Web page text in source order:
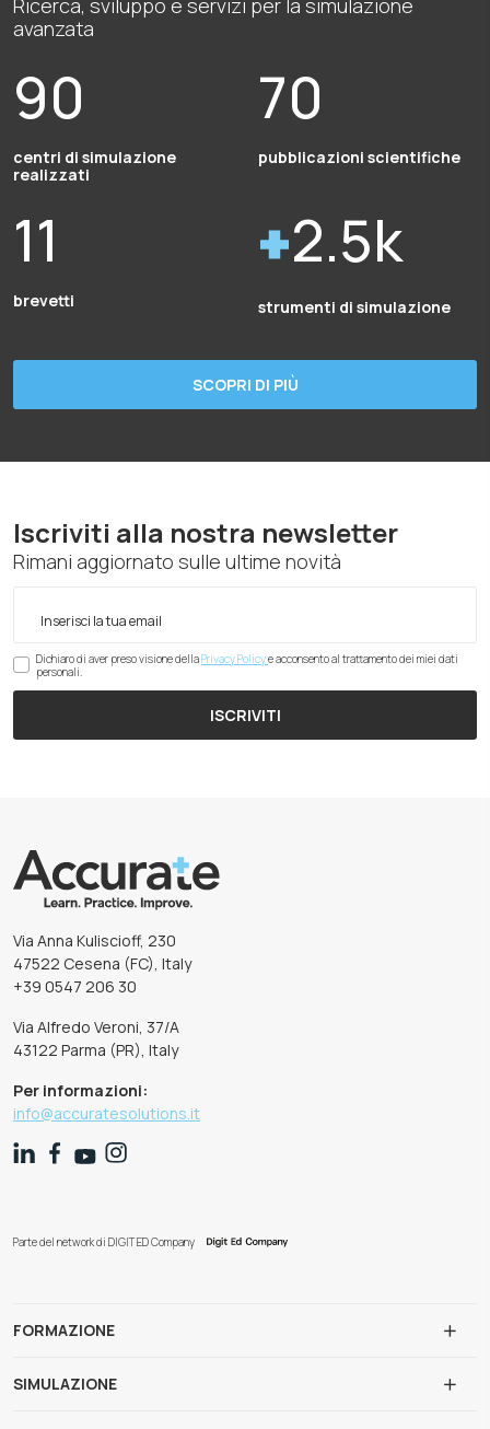
avanzata
90
centri di simulazione
realizzati
70
pubblicazioni scientifiche
11
brevetti
2.5k
strumenti di simulazione
SCOPRI DI PIÙ
Iscriviti alla nostra newsletter
Rimani aggiornato sulle ultime novità
Dichiaro di aver preso visione dellaPrivacy Policye acconsento al trattamento dei miei dati
personali.
ISCRIVITI
Via Anna Kuliscioff, 230
47522 Cesena (FC), Italy
+39 0547 206 30
Via Alfredo Veroni, 37/A
43122 Parma (PR), Italy
Per informazioni:
info@accuratesolutions.it
Parte del network di DIGIT ED Company
FORMAZIONE
SIMULAZIONE